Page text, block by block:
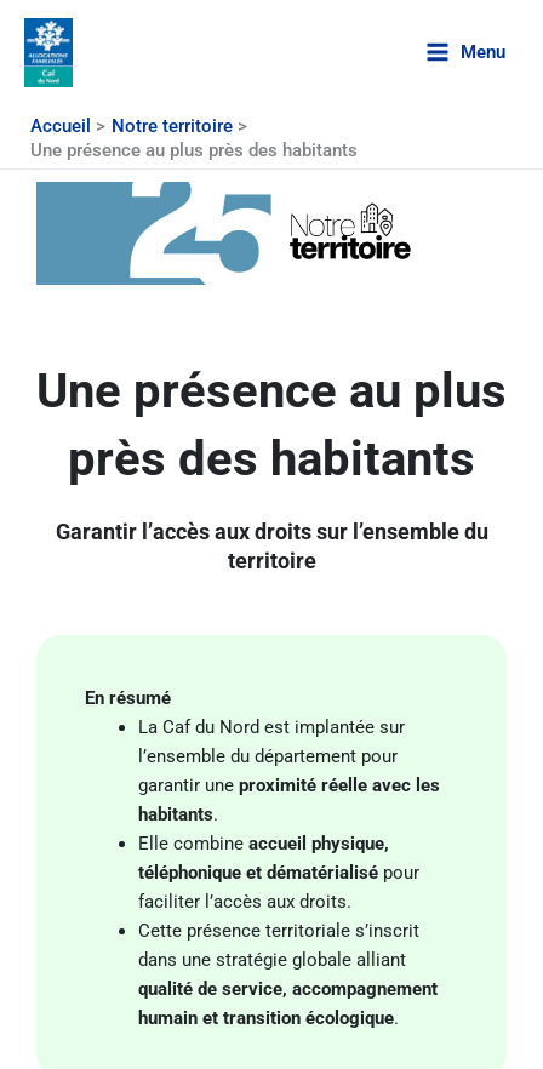
Aller
contenu
Menu
Accueil
Notre territoire
Une présence au plus près des habitants
Une présence au plus
près des habitants
Garantir l’accès aux droits sur l’ensemble du
territoire
En résumé
La Caf du Nord est implantée sur
l’ensemble du département pour
garantir une proximité réelle avec les
habitants.
Elle combine accueil physique,
téléphonique et dématérialisépour
faciliter l’accès aux droits.
Cette présence territoriale s’inscrit
dans une stratégie globale alliant
qualité de service, accompagnement
humain et transition écologique.